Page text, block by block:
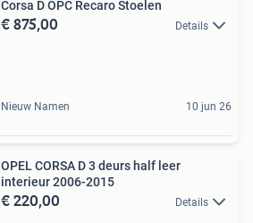
Corsa D OPC Recaro Stoelen
€ 875,00 Details
Nieuw Namen 10 jun 26
OPEL CORSA D 3 deurs half leer
interieur 2006-2015
€ 220,00 Details